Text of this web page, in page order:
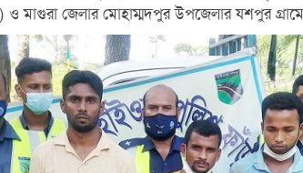
মাগুরা জেলার মোহাম্মদপুর উপজেলার যশপুর